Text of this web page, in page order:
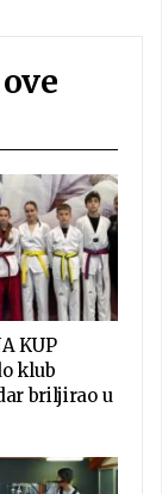
KUP
klub
briljirao u